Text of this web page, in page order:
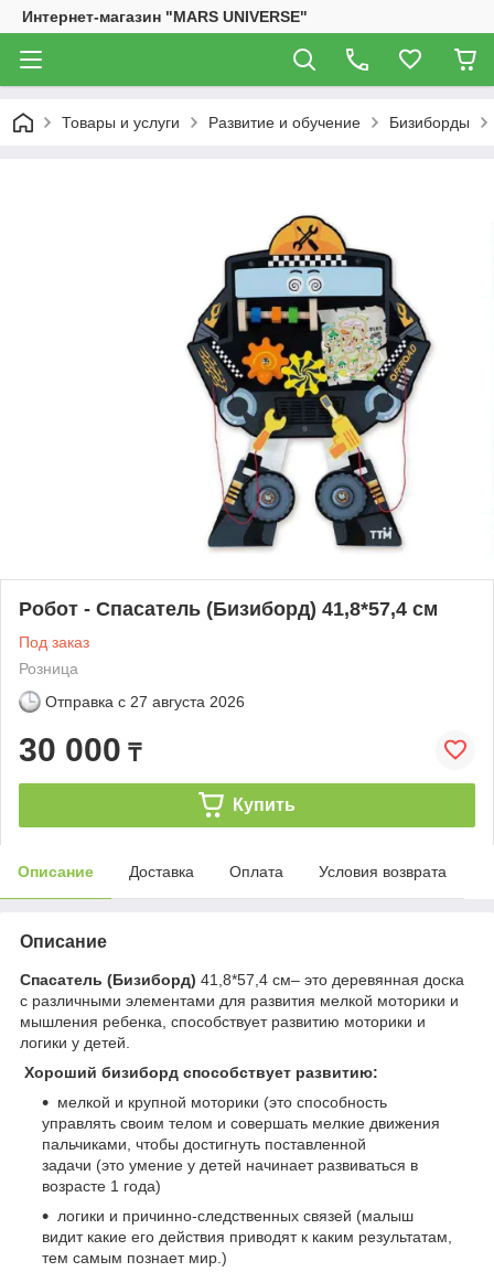
Интернет-магазин "MARS UNIVERSE"
Товары и услуги Развитие и обучение Бизиборды
Робот - Спасатель (Бизиборд) 41,8*57,4 см
Под заказ
Розница
Отправка с 27 августа 2026
30 000 ₸
Купить
Описание Доставка Оплата Условия возврата
Описание
Спасатель (Бизиборд) 41,8*57,4 см– это деревянная доска
с различными элементами для развития мелкой моторики и
мышления ребенка, способствует развитию моторики и
логики у детей.
Хороший бизиборд способствует развитию:
мелкой и крупной моторики (это способность
управлять своим телом и совершать мелкие движения
пальчиками, чтобы достигнуть поставленной
задачи (это умение у детей начинает развиваться в
возрасте 1 года)
логики и причинно-следственных связей (малыш
видит какие его действия приводят к каким результатам,
тем самым познает мир.)